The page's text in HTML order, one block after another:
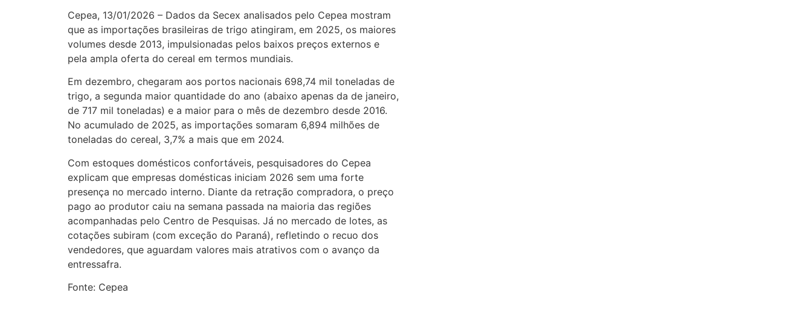
Cepea, 13/01/2026 – Dados da Secex analisados pelo Cepea mostram
que as importações brasileiras de trigo atingiram, em 2025, os maiores
volumes desde 2013, impulsionadas pelos baixos preços externos e
pela ampla oferta do cereal em termos mundiais.
Em dezembro, chegaram aos portos nacionais 698,74 mil toneladas de
trigo, a segunda maior quantidade do ano (abaixo apenas da de janeiro,
de 717 mil toneladas) e a maior para o mês de dezembro desde 2016.
No acumulado de 2025, as importações somaram 6,894 milhões de
toneladas do cereal, 3,7% a mais que em 2024.
Com estoques domésticos confortáveis, pesquisadores do Cepea
explicam que empresas domésticas iniciam 2026 sem uma forte
presença no mercado interno. Diante da retração compradora, o preço
pago ao produtor caiu na semana passada na maioria das regiões
acompanhadas pelo Centro de Pesquisas. Já no mercado de lotes, as
cotações subiram (com exceção do Paraná), refletindo o recuo dos
vendedores, que aguardam valores mais atrativos com o avanço da
entressafra.
Fonte: Cepea